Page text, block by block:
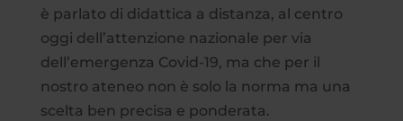
è parlato di didattica a distanza, al centro
oggi dell’attenzione nazionale per via
dell’emergenza Covid-19, ma che per il
nostro ateneo non è solo la norma ma una
scelta ben precisa e ponderata.